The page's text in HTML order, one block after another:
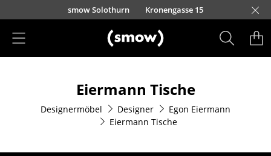
Direkt zum Inhaltsmow Solothurn Kronengasse 15
Esszimmerstühle
Eiermann Tische
Designermöbel Designer
Egon Eiermann
Eiermann Tische